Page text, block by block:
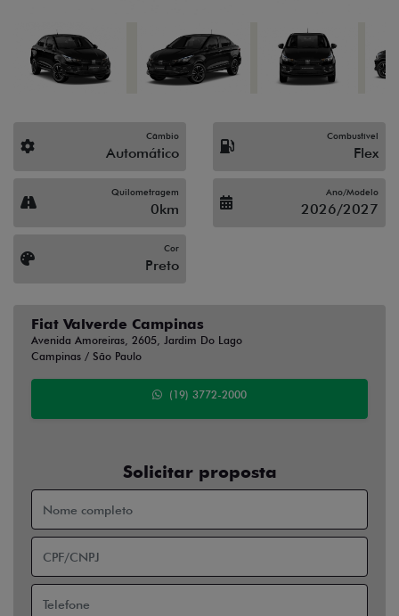
Câmbio
Automático
Combustível
Flex
Quilometragem
0km
Ano/Modelo
2026/2027
Cor
Preto
Fiat Valverde Campinas
Avenida Amoreiras, 2605, Jardim Do Lago
Campinas / São Paulo
(19) 3772-2000
Solicitar proposta